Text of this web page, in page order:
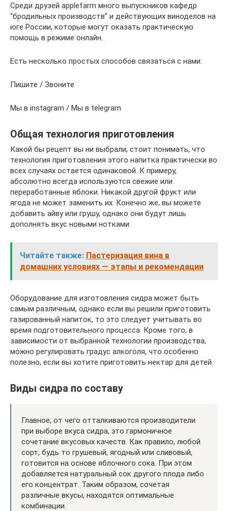
Среди друзей applefarm много выпускников кафедр
“бродильных производств” и действующих виноделов на
юге России, которые могут оказать практическую
помощь в режиме онлайн.
Есть несколько простых способов связаться с нами:
Пишите / Звоните
Мы в instagram / Мы в telegram
Общая технология приготовления
Какой бы рецепт вы ни выбрали, стоит понимать, что
технология приготовления этого напитка практически во
всех случаях остается одинаковой. К примеру,
абсолютно всегда используются свежие или
переработанные яблоки. Никакой другой фрукт или
ягода не может заменить их. Конечно же, вы можете
добавить айву или грушу, однако они будут лишь
дополнять вкус новыми нотками.
Читайте также: Пастеризация вина в
домашних условиях — этапы и рекомендации
Оборудование для изготовления сидра может быть
самым различным, однако если вы решили приготовить
газированный напиток, то это следует учитывать во
время подготовительного процесса. Кроме того, в
зависимости от выбранной технологии производства,
можно регулировать градус алкоголя, что особенно
полезно, если вы хотите приготовить нектар для детей.
Виды сидра по составу
Главное, от чего отталкиваются производители
при выборе вкуса сидра, это гармоничное
сочетание вкусовых качеств. Как правило, любой
сорт, будь то грушевый, ягодный или сливовый,
готовится на основе яблочного сока. При этом
добавляется натуральный сок другого плода либо
его концентрат. Таким образом, сочетая
различные вкусы, находятся оптимальные
комбинации.